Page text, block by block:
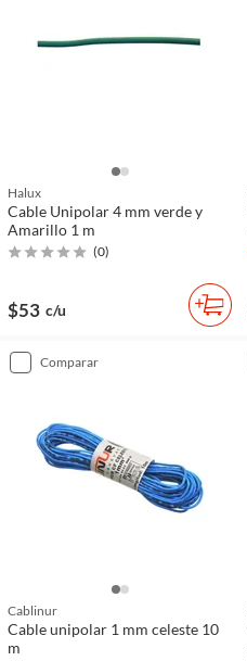
Halux
Cable Unipolar 4 mm verde y
Amarillo 1 m
(0)
$53 c/u
comparar
Cablinur
Cable unipolar 1 mm celeste 10
m